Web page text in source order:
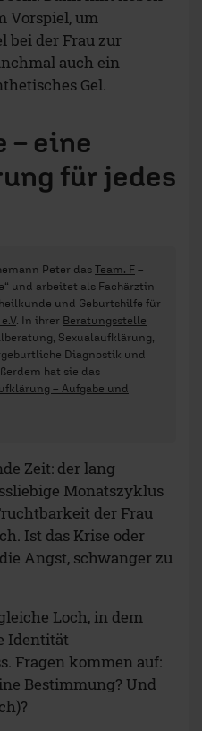
Vorspiel, um
bei der Frau zur
auch ein
Gel.
– eine
für jedes
Peter das Team. F –
und arbeitet als Fachärztin
und Geburtshilfe für
. In ihrer Beratungsstelle
Sexualaufklärung,
Diagnostik und
hat sie das
– Aufgabe und
Zeit: der lang
Monatszyklus
der Frau
Ist das Krise oder
Angst, schwanger zu
Loch, in dem
Identität
Fragen kommen auf:
Bestimmung? Und